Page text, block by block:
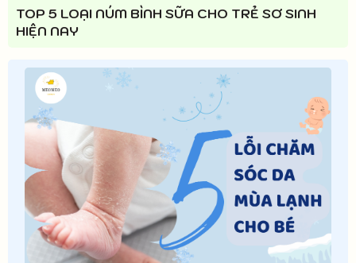
TOP 5 LOẠI NÚM BÌNH SỮA CHO TRẺ SƠ SINH
HIỆN NAY